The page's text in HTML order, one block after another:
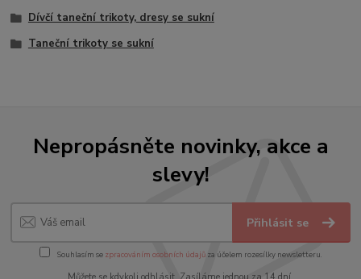
Dívčí taneční trikoty, dresy se sukní
Taneční trikoty se sukní
Nepropásněte novinky, akce a
slevy!
Přihlásit se
Souhlasím se zpracováním osobních údajůza účelem rozesílky newsletteru.